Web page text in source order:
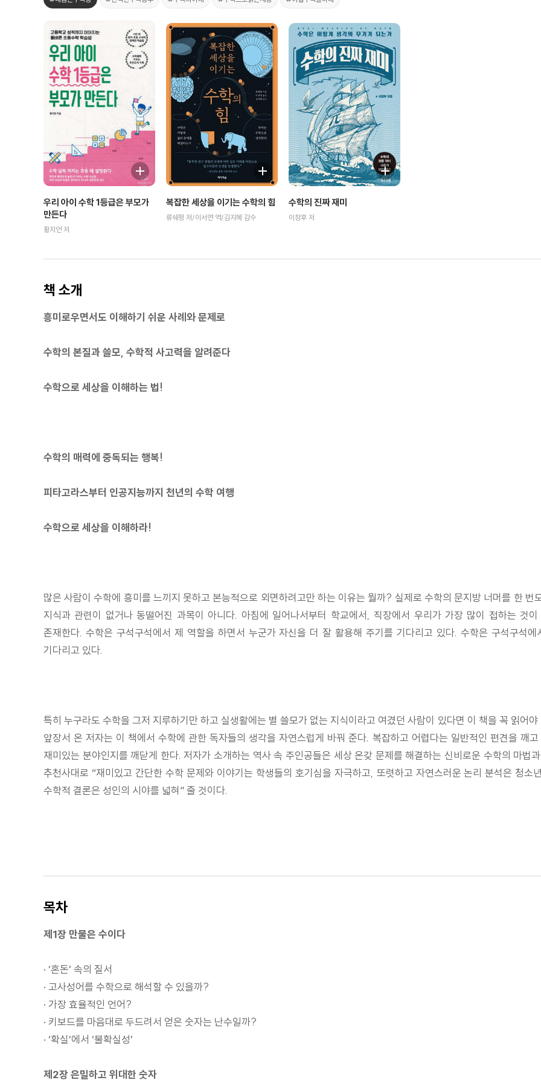
우리 아이 수학 1등급은 부모가
만든다
황지언 저
복잡한 세상을 이기는 수학의 힘
류쉐펑 저/이서연 역/김지혜 감수
수학의 진짜 재미
이창후 저
책 소개
흥미로우면서도 이해하기 쉬운 사례와 문제로
수학의 본질과 쓸모, 수학적 사고력을 알려준다
수학으로 세상을 이해하는 법!
수학의 매력에 중독되는 행복!
피타고라스부터 인공지능까지 천년의 수학 여행
수학으로 세상을 이해하라!
많은 사람이 수학에 흥미를 느끼지 못하고 본능적으로 외면하려고만 하는 이유는 뭘까? 실제로 수학의 문지방 너머를 한
지식과 관련이 없거나 동떨어진 과목이 아니다. 아침에 일어나서부터 학교에서, 직장에서 우리가 가장 많이 접하는 것
존재한다. 수학은 구석구석에서 제 역할을 하면서 누군가 자신을 더 잘 활용해 주기를 기다리고 있다. 수학은 구석구석
기다리고 있다.
특히 누구라도 수학을 그저 지루하기만 하고 실생활에는 별 쓸모가 없는 지식이라고 여겼던 사람이 있다면 이 책을 꼭 읽어
앞장서 온 저자는 이 책에서 수학에 관한 독자들의 생각을 자연스럽게 바꿔 준다. 복잡하고 어렵다는 일반적인 편견을 깨
재미있는 분야인지를 깨닫게 한다. 저자가 소개하는 역사 속 주인공들은 세상 온갖 문제를 해결하는 신비로운 수학의 마
추천사대로 “재미있고 간단한 수학 문제와 이야기는 학생들의 호기심을 자극하고, 또렷하고 자연스러운 논리 분석은 청
수학적 결론은 성인의 시야를 넓혀” 줄 것이다.
목차
제1장 만물은 수이다
· ‘혼돈’ 속의 질서
· 고사성어를 수학으로 해석할 수 있을까?
· 가장 효율적인 언어?
· 키보드를 마음대로 두드려서 얻은 숫자는 난수일까?
· ‘확실’에서 ‘불확실성’
제2장 은밀하고 위대한 숫자